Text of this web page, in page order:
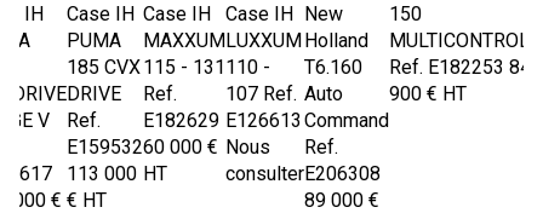
IH
V
000 €
Case IH
PUMA
185 CVX
DRIVE
Ref.
E159532
113 000
€ HT
Case IH
MAXXUM
115 - 131
Ref.
E182629
60 000 €
HT
Case IH
LUXXUM
110 -
107 Ref.
E126613
Nous
consulter
New
Holland
T6.160
Auto
Command
Ref.
E206308
89 000 €
150
Ref. E182253 84
900 € HT